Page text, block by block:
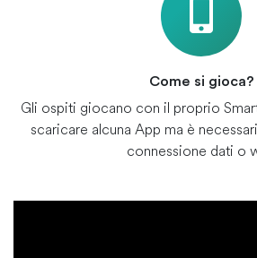
Come si gioca?
Gli ospiti giocano con il proprio
scaricare alcuna App ma è
connessione dati o